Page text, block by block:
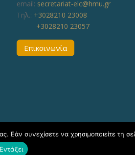
email: secretariat-elc@hmu.gr
Τηλ.: +3028210 23008
+3028210 23057
Επικοινωνία
Διαδικασιών - Δ/νση
συνεχίσετε να χρησιμοποιείτε τη
Εντάξει